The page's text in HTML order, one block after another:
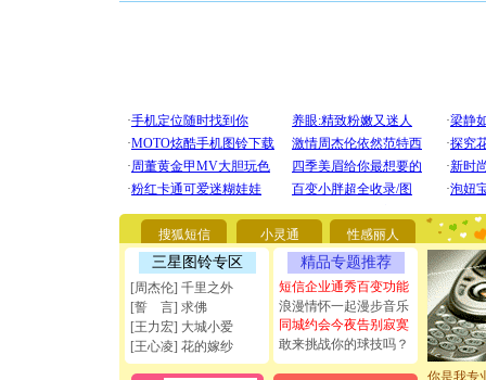
搜狐短信 小灵通 性感丽人
三星图铃专区
[周杰伦] 千里之外
[誓 言] 求佛
[王力宏] 大城小爱
[王心凌] 花的嫁纱
精品专题推荐
短信企业通秀百变功能
浪漫情怀一起漫步音乐
同城约会今夜告别寂寞
敢来挑战你的球技吗？
[圣诞节]
要平安！
[圣诞节]
能正大光
天都要快
[圣诞节]
如意,快
[元旦]看
断电。爱
你是我专